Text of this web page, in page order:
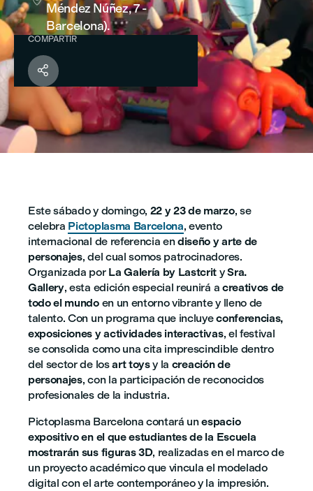
Méndez Núñez, 7 -
Barcelona).
COMPARTIR

Este sábado y domingo, 22 y 23 de marzo, se
celebra Pictoplasma Barcelona, evento
internacional de referencia endiseño y arte de
personajes, del cual somos patrocinadores.
Organizada por La Galería by Lastcrit ySra.
Gallery, esta edición especial reunirá a creativos de
todo el mundoen un entorno vibrante y lleno de
talento. Con un programa que incluyeconferencias,
exposiciones y actividades interactivas, el festival
se consolida como una cita imprescindible dentro
del sector de losart toysy la creación de
personajes, con la participación de reconocidos
profesionales de la industria.
Pictoplasma Barcelona contará unespacio
expositivo en el que estudiantes de la Escuela
mostrarán sus figuras 3D, realizadas en el marco de
un proyecto académico que vincula el modelado
digital con el arte contemporáneo y la impresión.